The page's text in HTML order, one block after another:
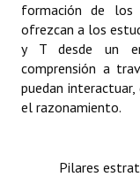
formación de los
ofrezcan a los
y T desde un
comprensión a
puedan
el razonamiento.
Pilares